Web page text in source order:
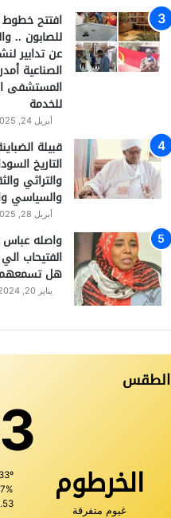
افتتح خطوط
للصابون ..
عن تدابير
الصناعية
المستشفى
للخدمة
أبريل 24, 2025
قبيلة
التاريخ
والتراثي
والسياسي
أبريل 28, 2025
واصله
الفتيحاب
هل
يناير 20, 2024
الطقس
الخرطوم
غيوم متفرقة
33º - 33º
5.53